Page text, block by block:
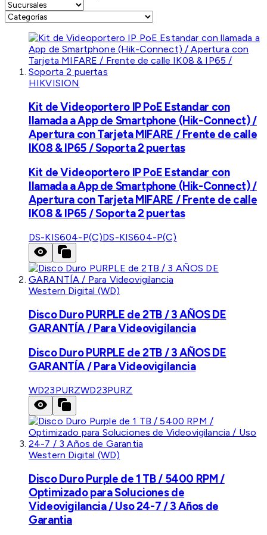
HIKVISION
Kit de Videoportero IP PoE Estandar con
llamada a App de Smartphone (Hik-Connect) /
Apertura con Tarjeta MIFARE / Frente de calle
IK08 & IP65 / Soporta 2 puertas
Kit de Videoportero IP PoE Estandar con
llamada a App de Smartphone (Hik-Connect) /
Apertura con Tarjeta MIFARE / Frente de calle
IK08 & IP65 / Soporta 2 puertas
DS-KIS604-P(C)DS-KIS604-P(C)
Western Digital (WD)
Disco Duro PURPLE de 2TB / 3 AÑOS DE
GARANTÍA / Para Videovigilancia
Disco Duro PURPLE de 2TB / 3 AÑOS DE
GARANTÍA / Para Videovigilancia
WD23PURZWD23PURZ
Western Digital (WD)
Disco Duro Purple de 1 TB / 5400 RPM /
Optimizado para Soluciones de
Videovigilancia / Uso 24-7 / 3 Años de
Garantia